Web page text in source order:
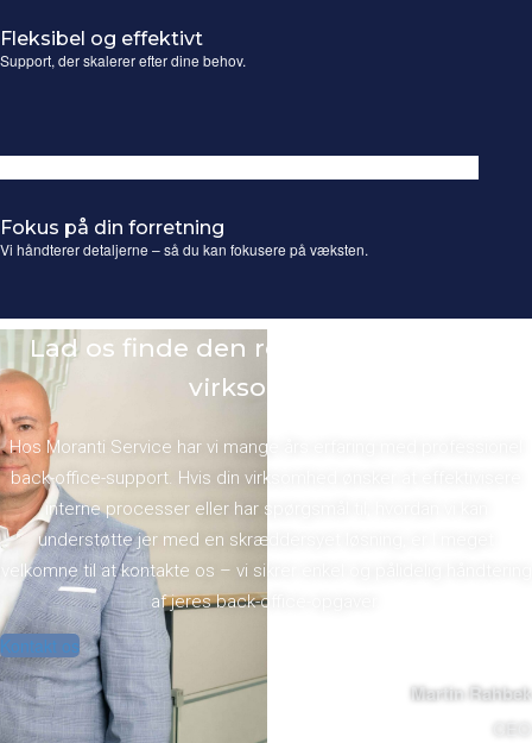
Fleksibel og effektivt
Support, der skalerer efter dine behov.
Fokus på din forretning
Vi håndterer detaljerne – så du kan fokusere på væksten.
Lad os finde den rette løsning til din
virksomhed
Hos Moranti Service har vi mange års erfaring med professionel
back-office-support. Hvis din virksomhed ønsker at effektivisere
interne processer eller har spørgsmål til, hvordan vi kan
understøtte jer med en skræddersyet løsning, er I meget
velkomne til at kontakte os – vi sikrer enkel og pålidelig håndtering
af jeres back-office-opgaver.
Kontakt os
Martin Rahbek
CEO